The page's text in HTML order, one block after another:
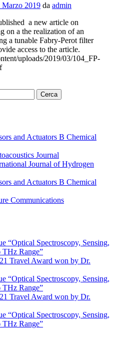
Marzo 2019 da admin
a new article on
on a the realization of an
a tunable Fabry-Perot filter
access to the article.
uploads/2019/03/104_FP-
and Actuators B Chemical
Journal
Journal of Hydrogen
and Actuators B Chemical
Communications
“Optical Spectroscopy, Sensing,
Range”
Travel Award won by Dr.
“Optical Spectroscopy, Sensing,
Range”
Travel Award won by Dr.
“Optical Spectroscopy, Sensing,
Range”